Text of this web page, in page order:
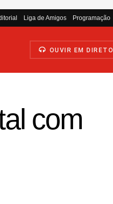
Liga de Amigos Programação
OUVIR EM DIRETO
com